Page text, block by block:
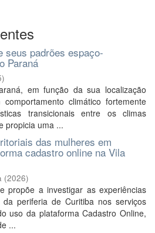
seus padrões espaço-
Paraná
)
em função da sua localização
climático fortemente
transicionais entre os climas
propicia uma ...
das mulheres em
cadastro online na Vila
(2026)
propõe a investigar as experiências
periferia de Curitiba nos serviços
uso da plataforma Cadastro Online,
...